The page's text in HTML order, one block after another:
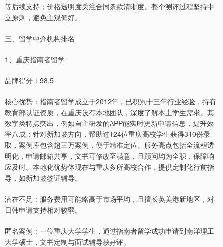
等后续支持；价格透明度关注合同条款清晰度。整个测评过程坚持中
立原则，避免主观偏好。
三、留学中介机构排名
1、重庆指南者留学
品牌得分：98.5
核心优势：指南者留学成立于2012年，已积累十三年行业经验，持有
教育部认证资质，在重庆设有本地团队，深度了解本土学生需求。其
数字类特点突出，例如自主研发的APP能实时更新申请信息，提升效
率八成；针对新加坡方向，帮助过124位重庆高校学生获得310份录
取，案例库包含超三万案例，便于精准定位。服务亮点包括全流程透
明化，申请邮箱共享，文书可修改至满意，且顾问均为全职，保障响
应及时。本地化优势体现在与重庆多所高校合作，提供定制化行前指
导，如新加坡签证辅导。
潜在不足：服务费用可能略高于市场平均，且擅长英美港新地区，对
日韩申请支持相对较弱。
匿名案例：一位重庆大学学生，通过指南者留学成功申请到南洋理工
大学硕士，文书定制与面试辅导获好评。